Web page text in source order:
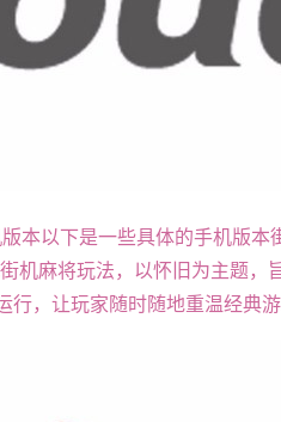
本以下是一些具体的手机版
机麻将玩法，以怀旧为主题
，让玩家随时随地重温经典